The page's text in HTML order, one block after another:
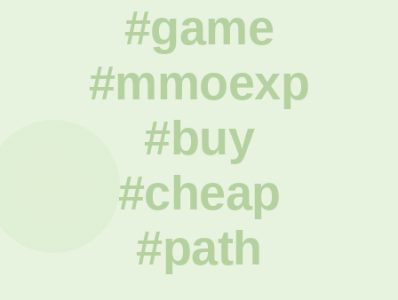
#game
#mmoexp
#buy
#cheap
#path